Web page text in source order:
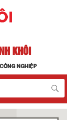
KHÔI
NGHIỆP